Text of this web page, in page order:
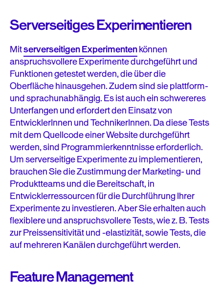
Serverseitiges Experimentieren
Mitserverseitigen Experimentenkönnen
anspruchsvollere Experimente durchgeführt und
Funktionen getestet werden, die über die
Oberfläche hinausgehen. Zudem sind sie plattform-
und sprachunabhängig. Es ist auch ein schwereres
Unterfangen und erfordert den Einsatz von
EntwicklerInnen und TechnikerInnen. Da diese Tests
mit dem Quellcode einer Website durchgeführt
werden, sind Programmierkenntnisse erforderlich.
Um serverseitige Experimente zu implementieren,
brauchen Sie die Zustimmung der Marketing- und
Produktteams und die Bereitschaft, in
Entwicklerressourcen für die Durchführung Ihrer
Experimente zu investieren. Aber Sie erhalten auch
flexiblere und anspruchsvollere Tests, wie z. B. Tests
zur Preissensitivität und -elastizität, sowie Tests, die
auf mehreren Kanälen durchgeführt werden.
Feature Management